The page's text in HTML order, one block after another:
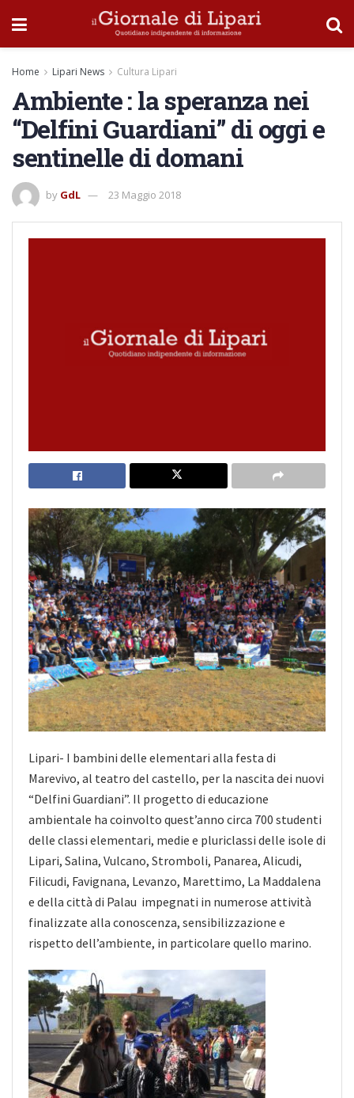
Home Lipari News Cultura Lipari
Ambiente : la speranza nei
“Delfini Guardiani” di oggi e
sentinelle di domani
by GdL 23 Maggio 2018
Lipari- I bambini delle elementari alla festa di
Marevivo, al teatro del castello, per la nascita dei nuovi
“Delfini Guardiani”. Il progetto di educazione
ambientale ha coinvolto quest’anno circa 700 studenti
delle classi elementari, medie e pluriclassi delle isole di
Lipari, Salina, Vulcano, Stromboli, Panarea, Alicudi,
Filicudi, Favignana, Levanzo, Marettimo, La Maddalena
e della città di Palau impegnati in numerose attività
finalizzate alla conoscenza, sensibilizzazione e
rispetto dell’ambiente, in particolare quello marino.